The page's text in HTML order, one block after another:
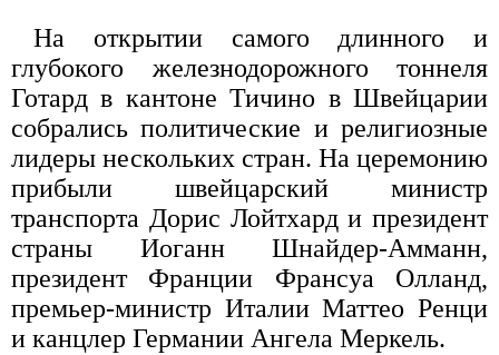
На открытии самого длинного и
глубокого железнодорожного тоннеля
Готард в кантоне Тичино в Швейцарии
собрались политические и религиозные
лидеры нескольких стран. На церемонию
прибыли швейцарский министр
транспорта Дорис Лойтхард и президент
страны Иоганн Шнайдер-Амманн,
президент Франции Франсуа Олланд,
премьер-министр Италии Маттео Ренци
и канцлер Германии Ангела Меркель.